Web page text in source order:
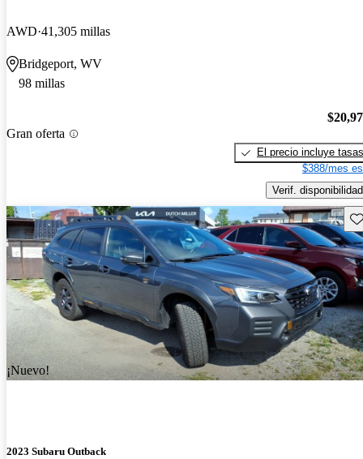
AWD 41,305 millas
Bridgeport, WV
98 millas
Gran oferta
El precio incluye tasas
$388/mes
Verif. disponibilidad
¡Nuevo!
2023 Subaru Outback